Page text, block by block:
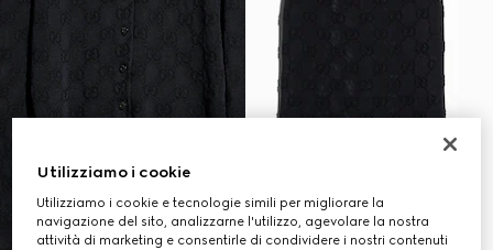
Utilizziamo i cookie
Utilizziamo i cookie e tecnologie simili per migliorare la
navigazione del sito, analizzarne l'utilizzo, agevolare la nostra
attività di marketing e consentirle di condividere i nostri contenuti